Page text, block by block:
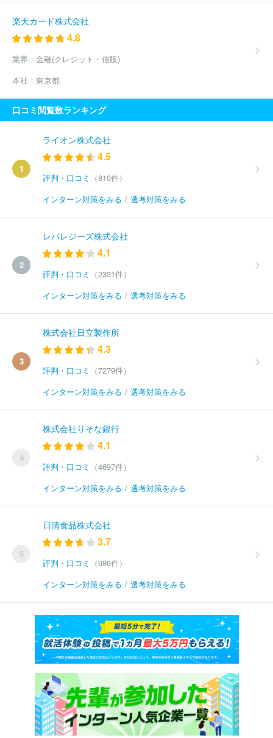
楽天カード株式会社
4.8
業界： 金融(クレジット・信販)
本社： 東京都
口コミ閲覧数ランキング
1
ライオン株式会社
4.5
評判・口コミ
（810件）
インターン対策をみる / 選考対策をみる
2
レバレジーズ株式会社
4.1
評判・口コミ
（2331件）
インターン対策をみる / 選考対策をみる
3
株式会社日立製作所
4.3
評判・口コミ
（7279件）
インターン対策をみる / 選考対策をみる
4
株式会社りそな銀行
4.1
評判・口コミ
（4697件）
インターン対策をみる / 選考対策をみる
5
日清食品株式会社
3.7
評判・口コミ
（986件）
インターン対策をみる / 選考対策をみる